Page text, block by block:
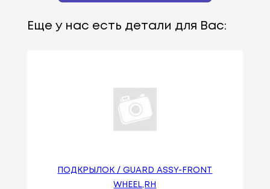
Еще у нас есть детали для Вас:
ПОДКРЫЛОК / GUARD ASSY-FRONT
WHEEL,RH